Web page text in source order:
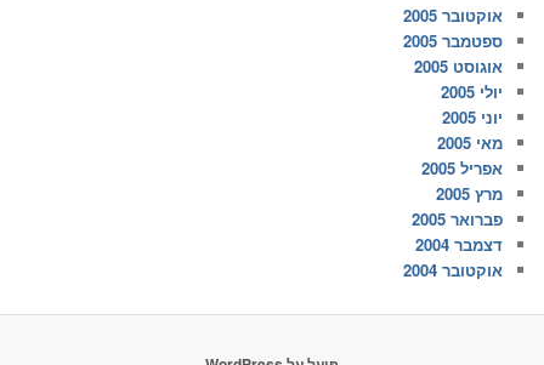
אוקטובר 2005
ספטמבר 2005
אוגוסט 2005
יולי 2005
יוני 2005
מאי 2005
אפריל 2005
מרץ 2005
פברואר 2005
דצמבר 2004
אוקטובר 2004